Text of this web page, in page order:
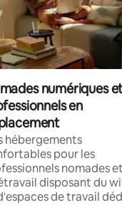
numériques
en
hébergements
pour les
nomades
disposant du
de travail